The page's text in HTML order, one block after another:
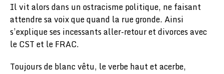
Il vit alors dans un ostracisme politique, ne faisant
attendre sa voix que quand la rue gronde. Ainsi
s’explique ses incessants aller-retour et divorces avec
le CST et le FRAC.
Toujours de blanc vêtu, le verbe haut et acerbe,